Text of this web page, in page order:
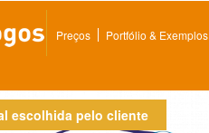
Preços Portfólio & Exemplos
escolhida pelo cliente